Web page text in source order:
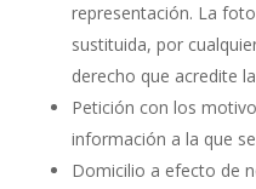
representación. La
sustituida, por
derecho que acredite
Petición con los
información a la que
Domicilio a efecto de